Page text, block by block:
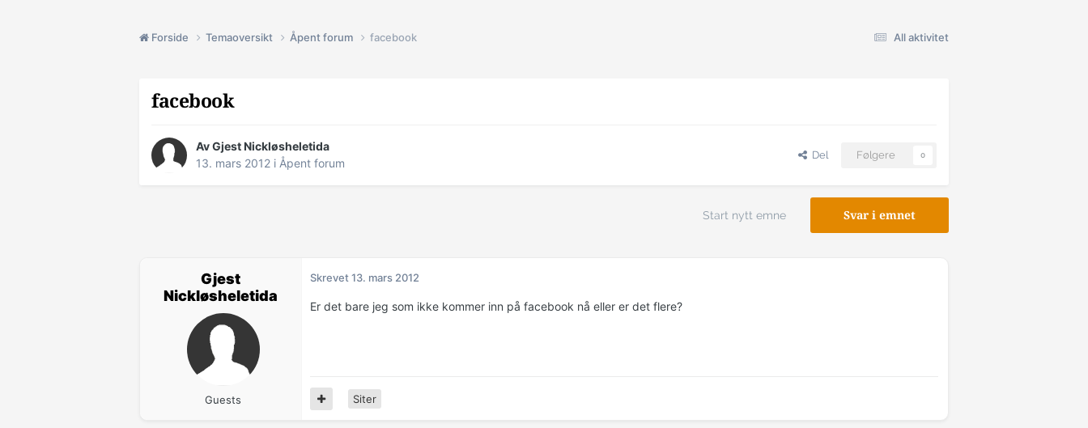
All aktivitet
Forside Temaoversikt Åpent forum facebook
facebook
Av Gjest Nickløsheletida
13. mars 2012 i Åpent forum
Del Følgere 0
Svar i emnet
Start nytt emne
Gjest
Nickløsheletida
Guests
Skrevet13. mars 2012
Er det bare jeg som ikke kommer inn på facebook nå eller er det flere?
Siter